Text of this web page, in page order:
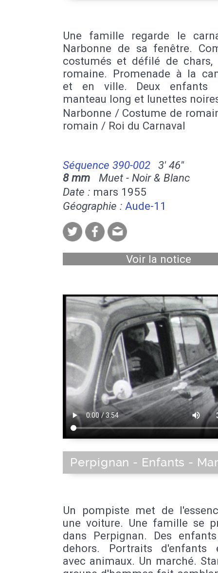
Une famille regarde le
Narbonne de sa fenêtre.
costumés et défilé de chars,
romaine. Promenade à la
et en ville. Deux enfants
manteau long et lunettes
Narbonne / Costume de
romain / Roi du Carnaval
Séquence 390-002
3' 46''
8 mm Muet - Noir & Blanc
Date : mars 1955
Géographie : Aude-11
Voir la notice
Perpignan - Enfants -
Un pompiste met de
une voiture. Une famille se
dans Perpignan. Des
dehors. Portraits d'enfants
avec animaux. Un marché.